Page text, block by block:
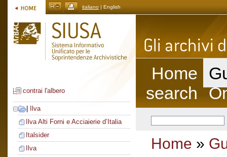
italiano | English
contrai l'albero
Ilva
Ilva Alti Forni e Acciaierie d’Italia
Italsider
Ilva
Home
search
Home »